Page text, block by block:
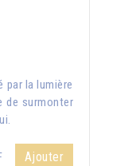
la lumière
de surmonter
Ajouter